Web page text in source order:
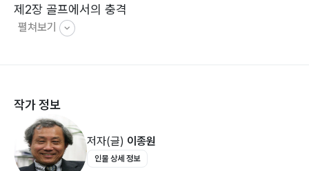
제2장 골프에서의 충격
2.1?변치 않는 헤드 무게32
2.5?골프공과 역회전62
2.6?헤드 무게중심과 타구 성능72
2.7?회전 로프트와 감소 로프트82
2.8?각 효과 ? 회전 속도와 발사각92
펼쳐보기
작가 정보
저자(글) 이종원
인물 상세 정보